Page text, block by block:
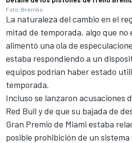
Foto: Brembo
La naturaleza del cambio en el
mitad de temporada, algo que no
alimentó una ola de
estaba respondiendo a un
equipos podrían haber estado
temporada.
Incluso se lanzaron acusaciones
Red Bull y de que su bajada de
Gran Premio de Miami estaba
posible prohibición de un